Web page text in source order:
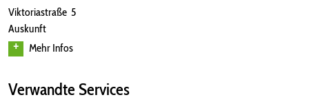
Viktoriastraße 5
Auskunft
Mehr Infos
Verwandte Services